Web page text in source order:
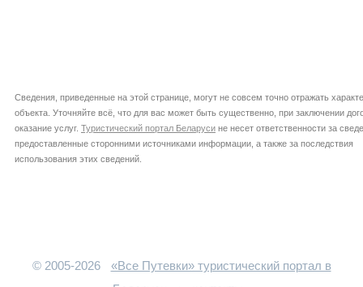
Сведения, приведенные на этой странице, могут не совсем точно отражать
объекта. Уточняйте всё, что для вас может быть существенно, при заключении
оказание услуг. Туристический портал Беларуси не несет ответственности за
предоставленные сторонними источниками информации, а также за последствия
использования этих сведений.
© 2005-2026
«Все Путевки» туристический портал в